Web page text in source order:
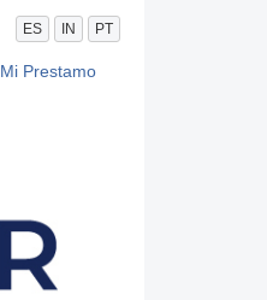
ES IN PT
Mi Prestamo